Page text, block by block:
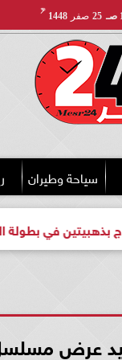
25 صفر 1448
هـ
سياحة وطيران
بطولة الجمهورية
عرض مسلسل